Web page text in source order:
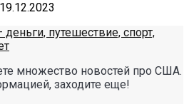
множество новостей про США.
заходите еще!